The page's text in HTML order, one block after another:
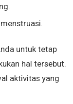
untuk tetap
hal tersebut.
aktivitas yang